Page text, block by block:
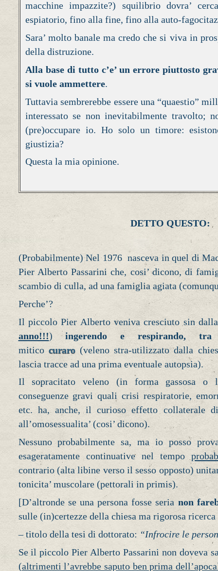
macchine impazzite?) squilibrio dovra’
espiatorio, fino alla fine, fino alla auto-
Sara’ molto banale ma credo che si viva in
della distruzione.
Alla base di tutto c’e’ un errore piuttosto
si vuole ammettere.
Tuttavia sembrerebbe essere una “quaestio”
interessato se non inevitabilmente travolto;
(pre)occupare io. Ho solo un timore:
giustizia?
Questa la mia opinione.
DETTO QUESTO:
(Probabilmente) Nel 1976 nasceva in quel di
Pier Alberto Passarini che, cosi’ dicono, di
scambio di culla, ad una famiglia agiata
Perche’?
Il piccolo Pier Alberto veniva cresciuto sin
anno!!!)ingerendo e respirando,
mitico curaro(veleno stra-utilizzato dalla
lascia tracce ad una prima eventuale autopsia).
Il sopracitato veleno (in forma gassosa
conseguenze gravi quali crisi respiratorie,
etc. ha, anche, il curioso effetto collaterale
all’omosessualita’ (cosi’ dicono).
Nessuno probabilmente sa, ma io posso
esageratamente continuative nel tempo
contrario (alta libine verso il sesso opposto)
tonicita’ muscolare (pettorali in primis).
[D’altronde se una persona fosse seria non
sulle (in)certezze della chiesa ma rigorosa
– titolo della tesi di dottorato: “Infrocire le
Se il piccolo Pier Alberto Passarini non doveva
(altrimenti l’avrebbe saputo ben prima